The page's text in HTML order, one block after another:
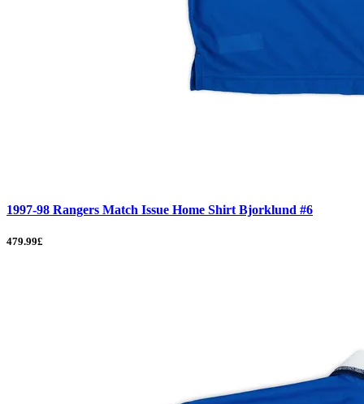
1997-98 Rangers Match Issue Home Shirt Bjorklund #6
479.99£